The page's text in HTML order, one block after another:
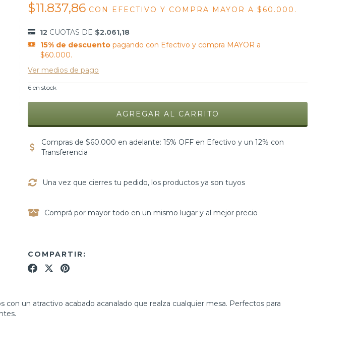
$11.837,86 CON EFECTIVO Y COMPRA MAYOR A $60.000.
12 CUOTAS DE $2.061,18
15% de descuentopagando con Efectivo y compra MAYOR a
$60.000.
Ver medios de pago
6 en stock
Compras de $60.000 en adelante: 15% OFF en Efectivo y un 12% con
Transferencia
Una vez que cierres tu pedido, los productos ya son tuyos
Comprá por mayor todo en un mismo lugar y al mejor precio
COMPARTIR:
un atractivo acabado acanalado que realza cualquier mesa. Perfectos para